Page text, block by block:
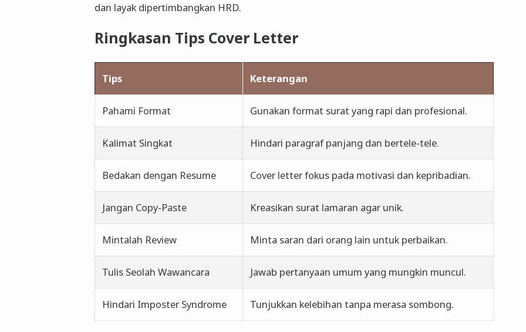
dan layak dipertimbangkan HRD.
Ringkasan Tips Cover Letter
Tips Keterangan
Pahami Format Gunakan format surat yang rapi dan profesional.
Kalimat Singkat Hindari paragraf panjang dan bertele-tele.
Bedakan dengan Resume Cover letter fokus pada motivasi dan kepribadian.
Jangan Copy-Paste Kreasikan surat lamaran agar unik.
Mintalah Review Minta saran dari orang lain untuk perbaikan.
Tulis Seolah Wawancara Jawab pertanyaan umum yang mungkin muncul.
Hindari Imposter Syndrome Tunjukkan kelebihan tanpa merasa sombong.